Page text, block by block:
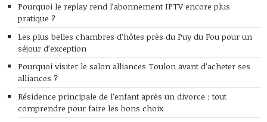
Pourquoi le replay rend l’abonnement IPTV encore plus
pratique ?
Les plus belles chambres d’hôtes près du Puy du Fou pour un
séjour d’exception
Pourquoi visiter le salon alliances Toulon avant d’acheter ses
alliances ?
Résidence principale de l’enfant après un divorce : tout
comprendre pour faire les bons choix